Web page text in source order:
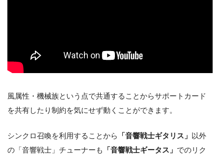
風属性・機械族という点で共通することからサポートカード
を共有したり制約を気にせず動くことができます。
シンクロ召喚を利用することから 「音響戦士ギタリス」 以外
の「音響戦士」チューナーも
「音響戦士ギータス」 でのリク